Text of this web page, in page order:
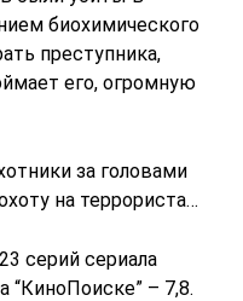
биохимического
преступника,
его, огромную
за головами
на террориста…
серий сериала
“КиноПоиске” – 7,8.